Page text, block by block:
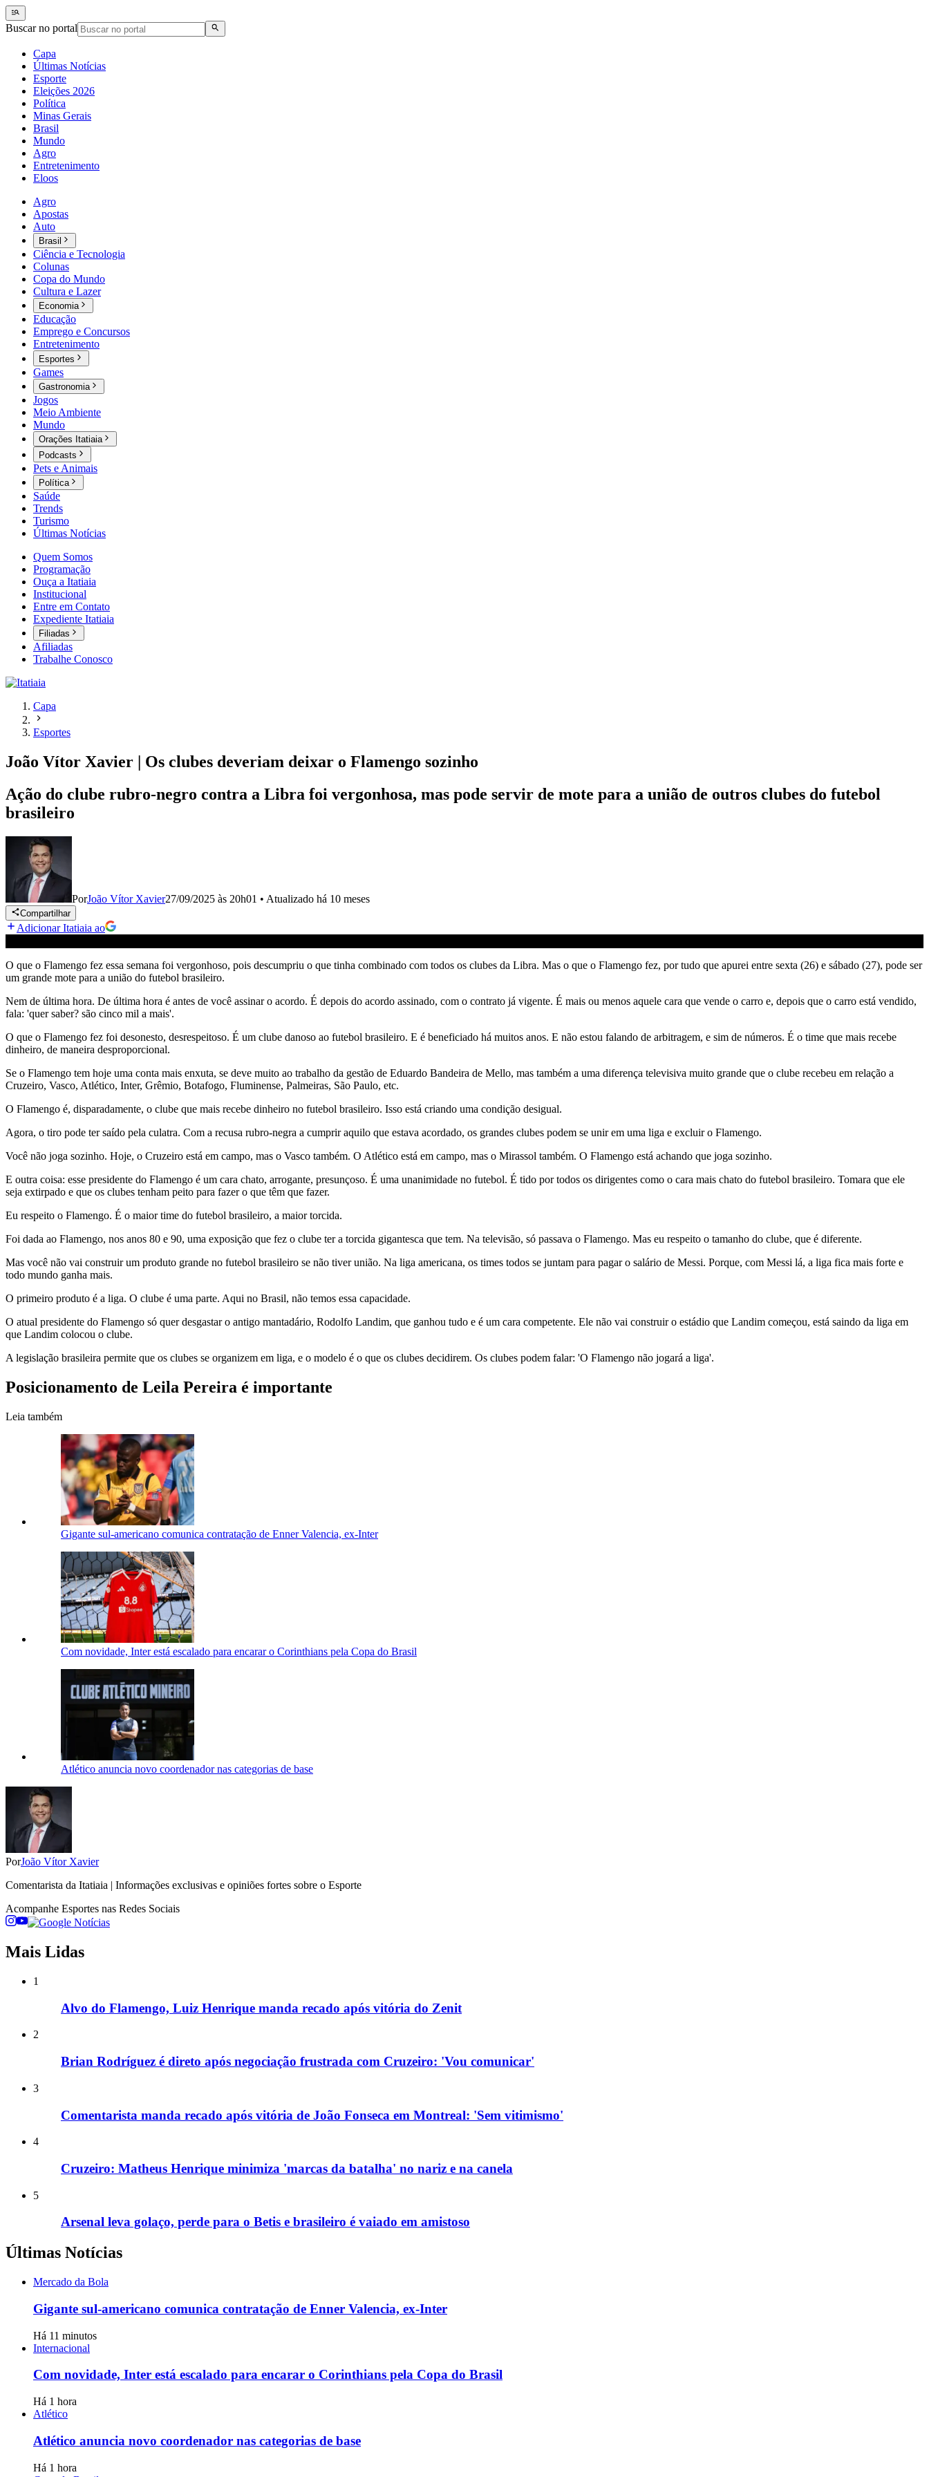
Buscar no portal
Capa
Últimas Notícias
Esporte
Eleições 2026
Política
Minas Gerais
Brasil
Mundo
Agro
Entretenimento
Eloos
Agro
Apostas
Auto
Brasil
Ciência e Tecnologia
Colunas
Copa do Mundo
Cultura e Lazer
Economia
Educação
Emprego e Concursos
Entretenimento
Esportes
Games
Gastronomia
Jogos
Meio Ambiente
Mundo
Orações Itatiaia
Podcasts
Pets e Animais
Política
Saúde
Trends
Turismo
Últimas Notícias
Quem Somos
Programação
Ouça a Itatiaia
Institucional
Entre em Contato
Expediente Itatiaia
Filiadas
Afiliadas
Trabalhe Conosco
Capa
Esportes
João Vítor Xavier | Os clubes deveriam deixar o Flamengo sozinho
Ação do clube rubro-negro contra a Libra foi vergonhosa, mas pode servir de mote para a união de outros clubes do futebol
brasileiro
PorJoão Vítor Xavier27/09/2025 às 20h01 • Atualizado há 10 meses
Compartilhar
Adicionar Itatiaia ao
O que o Flamengo fez essa semana foi vergonhoso, pois descumpriu o que tinha combinado com todos os clubes da Libra. Mas o que o Flamengo fez, por tudo que apurei entre sexta (26) e sábado (27), pode ser
um grande mote para a união do futebol brasileiro.
Nem de última hora. De última hora é antes de você assinar o acordo. É depois do acordo assinado, com o contrato já vigente. É mais ou menos aquele cara que vende o carro e, depois que o carro está vendido,
fala: 'quer saber? são cinco mil a mais'.
O que o Flamengo fez foi desonesto, desrespeitoso. É um clube danoso ao futebol brasileiro. E é beneficiado há muitos anos. E não estou falando de arbitragem, e sim de números. É o time que mais recebe
dinheiro, de maneira desproporcional.
Se o Flamengo tem hoje uma conta mais enxuta, se deve muito ao trabalho da gestão de Eduardo Bandeira de Mello, mas também a uma diferença televisiva muito grande que o clube recebeu em relação a
Cruzeiro, Vasco, Atlético, Inter, Grêmio, Botafogo, Fluminense, Palmeiras, São Paulo, etc.
O Flamengo é, disparadamente, o clube que mais recebe dinheiro no futebol brasileiro. Isso está criando uma condição desigual.
Agora, o tiro pode ter saído pela culatra. Com a recusa rubro-negra a cumprir aquilo que estava acordado, os grandes clubes podem se unir em uma liga e excluir o Flamengo.
Você não joga sozinho. Hoje, o Cruzeiro está em campo, mas o Vasco também. O Atlético está em campo, mas o Mirassol também. O Flamengo está achando que joga sozinho.
E outra coisa: esse presidente do Flamengo é um cara chato, arrogante, presunçoso. É uma unanimidade no futebol. É tido por todos os dirigentes como o cara mais chato do futebol brasileiro. Tomara que ele
seja extirpado e que os clubes tenham peito para fazer o que têm que fazer.
Eu respeito o Flamengo. É o maior time do futebol brasileiro, a maior torcida.
Foi dada ao Flamengo, nos anos 80 e 90, uma exposição que fez o clube ter a torcida gigantesca que tem. Na televisão, só passava o Flamengo. Mas eu respeito o tamanho do clube, que é diferente.
Mas você não vai construir um produto grande no futebol brasileiro se não tiver união. Na liga americana, os times todos se juntam para pagar o salário de Messi. Porque, com Messi lá, a liga fica mais forte e
todo mundo ganha mais.
O primeiro produto é a liga. O clube é uma parte. Aqui no Brasil, não temos essa capacidade.
O atual presidente do Flamengo só quer desgastar o antigo mantadário, Rodolfo Landim, que ganhou tudo e é um cara competente. Ele não vai construir o estádio que Landim começou, está saindo da liga em
que Landim colocou o clube.
A legislação brasileira permite que os clubes se organizem em liga, e o modelo é o que os clubes decidirem. Os clubes podem falar: 'O Flamengo não jogará a liga'.
Posicionamento de Leila Pereira é importante
Leia também
Gigante sul-americano comunica contratação de Enner Valencia, ex-Inter
Com novidade, Inter está escalado para encarar o Corinthians pela Copa do Brasil
Atlético anuncia novo coordenador nas categorias de base
PorJoão Vítor Xavier
Comentarista da Itatiaia | Informações exclusivas e opiniões fortes sobre o Esporte
Acompanhe Esportes nas Redes Sociais
Mais Lidas
1
Alvo do Flamengo, Luiz Henrique manda recado após vitória do Zenit
2
Brian Rodríguez é direto após negociação frustrada com Cruzeiro: 'Vou comunicar'
3
Comentarista manda recado após vitória de João Fonseca em Montreal: 'Sem vitimismo'
4
Cruzeiro: Matheus Henrique minimiza 'marcas da batalha' no nariz e na canela
5
Arsenal leva golaço, perde para o Betis e brasileiro é vaiado em amistoso
Últimas Notícias
Mercado da Bola
Gigante sul-americano comunica contratação de Enner Valencia, ex-Inter
Há 11 minutos
Internacional
Com novidade, Inter está escalado para encarar o Corinthians pela Copa do Brasil
Há 1 hora
Atlético
Atlético anuncia novo coordenador nas categorias de base
Há 1 hora